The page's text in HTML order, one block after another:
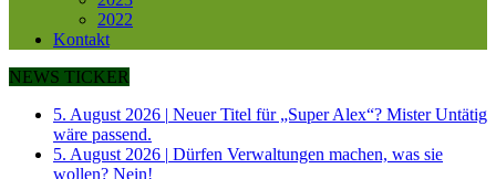
2022
Kontakt
NEWS TICKER
5. August 2026 | Neuer Titel für „Super Alex“? Mister Untätig
wäre passend.
5. August 2026 | Dürfen Verwaltungen machen, was sie
wollen? Nein!